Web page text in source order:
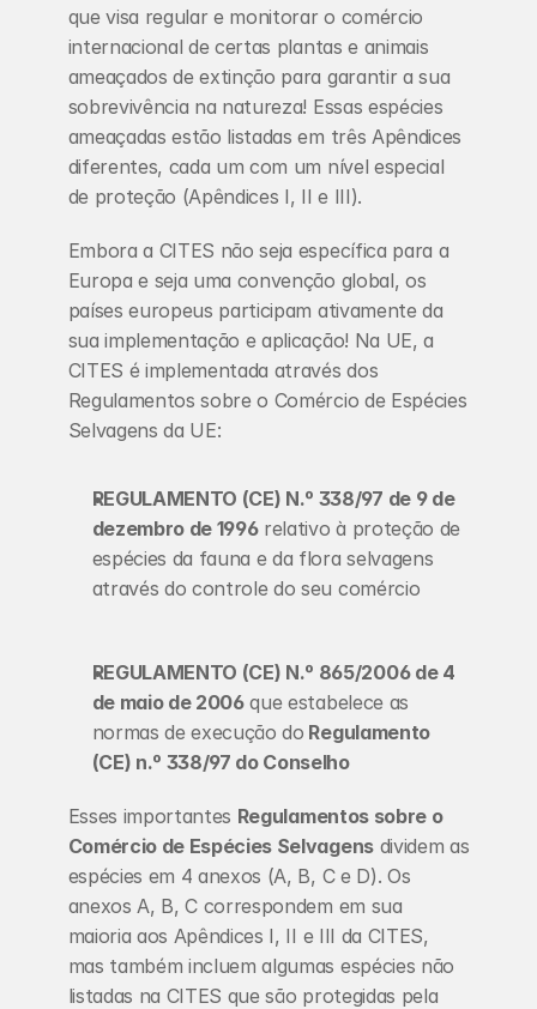
que visa regular e monitorar o comércio
internacional de certas plantas e animais
ameaçados de extinção para garantir a sua
sobrevivência na natureza! Essas espécies
ameaçadas estão listadas em três Apêndices
diferentes, cada um com um nível especial
de proteção (Apêndices I, II e III).
Embora a CITES não seja específica para a
Europa e seja uma convenção global, os
países europeus participam ativamente da
sua implementação e aplicação! Na UE, a
CITES é implementada através dos
Regulamentos sobre o Comércio de Espécies
Selvagens da UE:
REGULAMENTO (CE) N.º 338/97 de 9 de
dezembro de 1996 relativo à proteção de
espécies da fauna e da flora selvagens
através do controle do seu comércio
REGULAMENTO (CE) N.º 865/2006 de 4
de maio de 2006 que estabelece as
normas de execução do Regulamento
(CE) n.º 338/97 do Conselho
Esses importantes Regulamentos sobre o
Comércio de Espécies Selvagens dividem as
espécies em 4 anexos (A, B, C e D). Os
anexos A, B, C correspondem em sua
maioria aos Apêndices I, II e III da CITES,
mas também incluem algumas espécies não
listadas na CITES que são protegidas pela